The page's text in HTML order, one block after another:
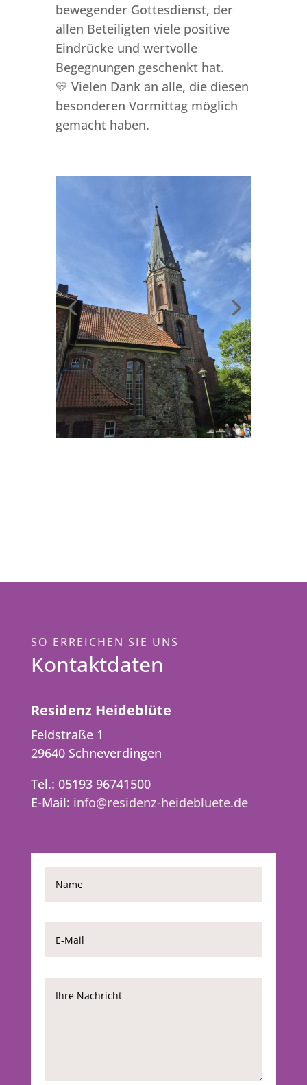
bewegender Gottesdienst, der
allen Beteiligten viele positive
Eindrücke und wertvolle
Begegnungen geschenkt hat.
💛 Vielen Dank an alle, die diesen
besonderen Vormittag möglich
gemacht haben.
SO ERREICHEN SIE UNS
Kontaktdaten
Residenz Heideblüte
Feldstraße 1
29640 Schneverdingen
Tel.: 05193 96741500
E-Mail: info@residenz-heidebluete.de